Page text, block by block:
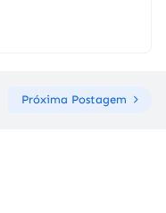
Próxima Postagem